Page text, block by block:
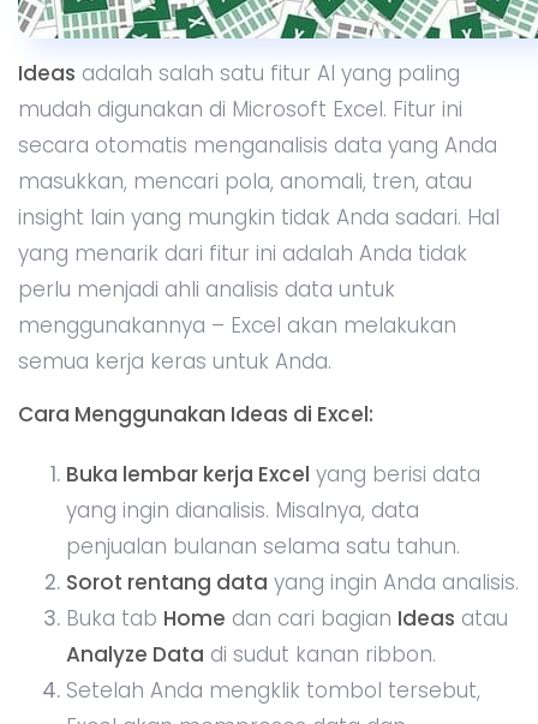
menggunakannya – Excel akan melakukan
Cara Menggunakan Ideas di Excel:
Buka lembar kerja Excel
yang berisi data
yang ingin dianalisis. Misalnya, data
penjualan bulanan selama satu tahun.
Sorot rentang data
Buka tab
Analyze Data
Setelah Anda mengklik tombol tersebut,
Excel akan memproses data dan
Misalnya, Excel dapat menunjukkan bahwa
penjualan meningkat setiap kuartal
tertentu atau menemukan anomali dalam
data.
Anda bisa mengeklik insight yang
ditampilkan untuk mempelajari lebih lanjut
atau menyimpannya untuk analisis lebih